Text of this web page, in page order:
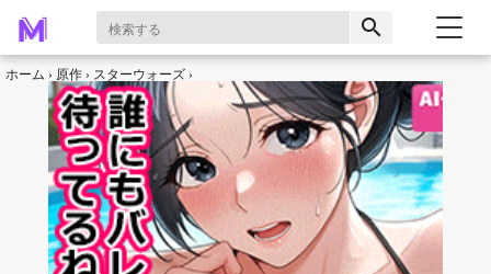
search
ホーム 原作 スターウォーズ